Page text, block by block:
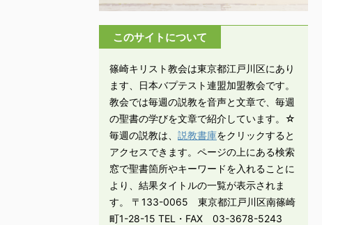
このサイトについて
篠崎キリスト教会は東京都江戸川区にあり
ます、日本バプテスト連盟加盟教会です。
教会では毎週の説教を音声と文章で、毎週
の聖書の学びを文章で紹介しています。☆
毎週の説教は、 説教書庫をクリックすると
アクセスできます。ページの上にある検索
窓で聖書箇所やキーワードを入れることに
より、結果タイトルの一覧が表示されま
す。 〒133-0065 東京都江戸川区南篠崎
町1-28-15 TEL・FAX 03-3678-5243